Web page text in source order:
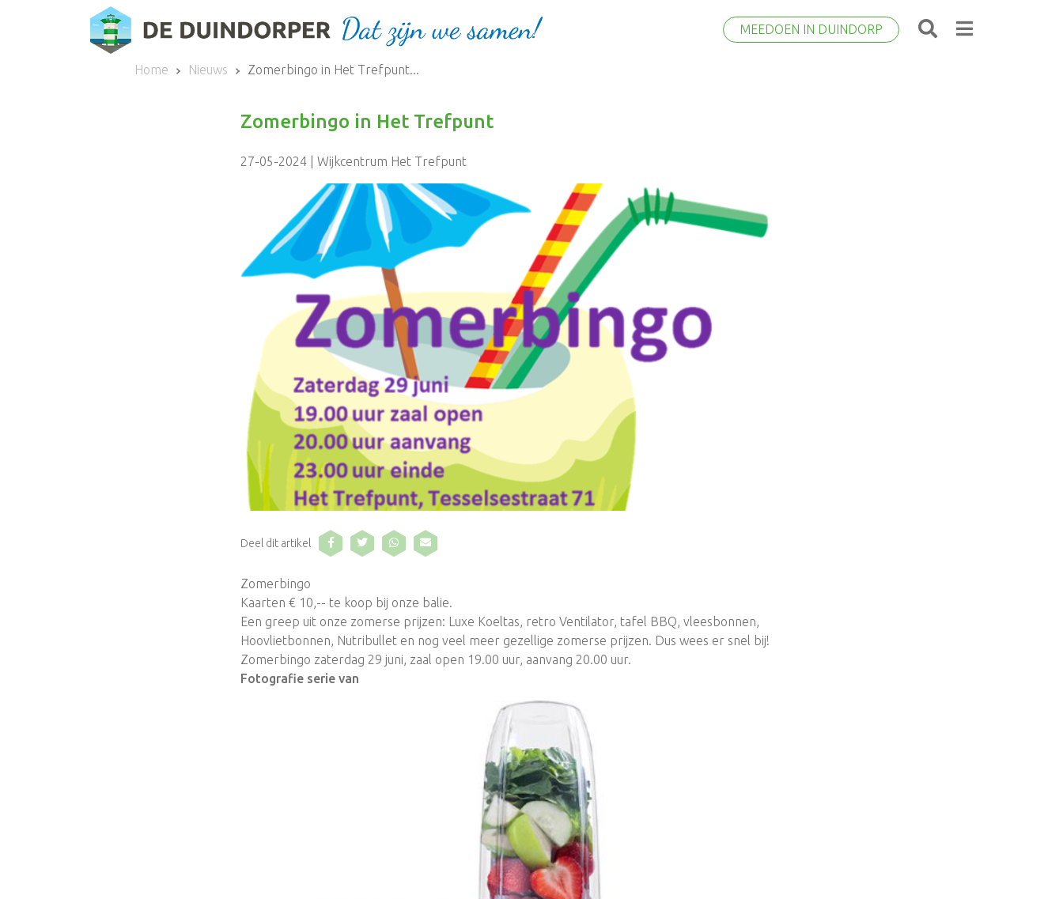
MEEDOEN IN DUINDORP
Home Nieuws Zomerbingo in Het Trefpunt...
Zomerbingo in Het Trefpunt
27-05-2024 | Wijkcentrum Het Trefpunt
Deel dit artikel
Zomerbingo
Kaarten € 10,-- te koop bij onze balie.
Een greep uit onze zomerse prijzen: Luxe Koeltas, retro Ventilator, tafel BBQ, vleesbonnen,
Hoovlietbonnen, Nutribullet en nog veel meer gezellige zomerse prijzen. Dus wees er snel bij!
Zomerbingo zaterdag 29 juni, zaal open 19.00 uur, aanvang 20.00 uur.
Fotografie serie van